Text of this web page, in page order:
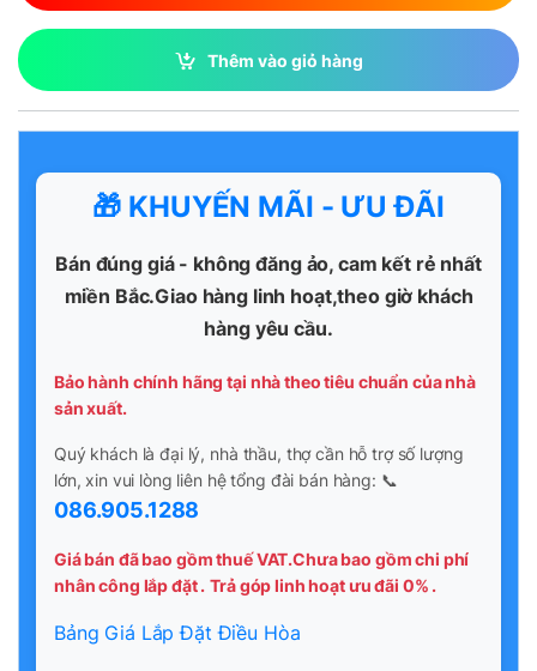
Thêm vào giỏ hàng
🎁 KHUYẾN MÃI - ƯU ĐÃI
Bán đúng giá - không đăng ảo, cam kết rẻ nhất
miền Bắc.Giao hàng linh hoạt,theo giờ khách
hàng yêu cầu.
Bảo hành chính hãng tại nhà theo tiêu chuẩn của nhà
sản xuất.
Quý khách là đại lý, nhà thầu, thợ cần hỗ trợ số lượng
lớn, xin vui lòng liên hệ tổng đài bán hàng: 📞
086.905.1288
Giá bán đã bao gồm thuế VAT.Chưa bao gồm chi phí
nhân công lắp đặt . Trả góp linh hoạt ưu đãi 0% .
Bảng Giá Lắp Đặt Điều Hòa